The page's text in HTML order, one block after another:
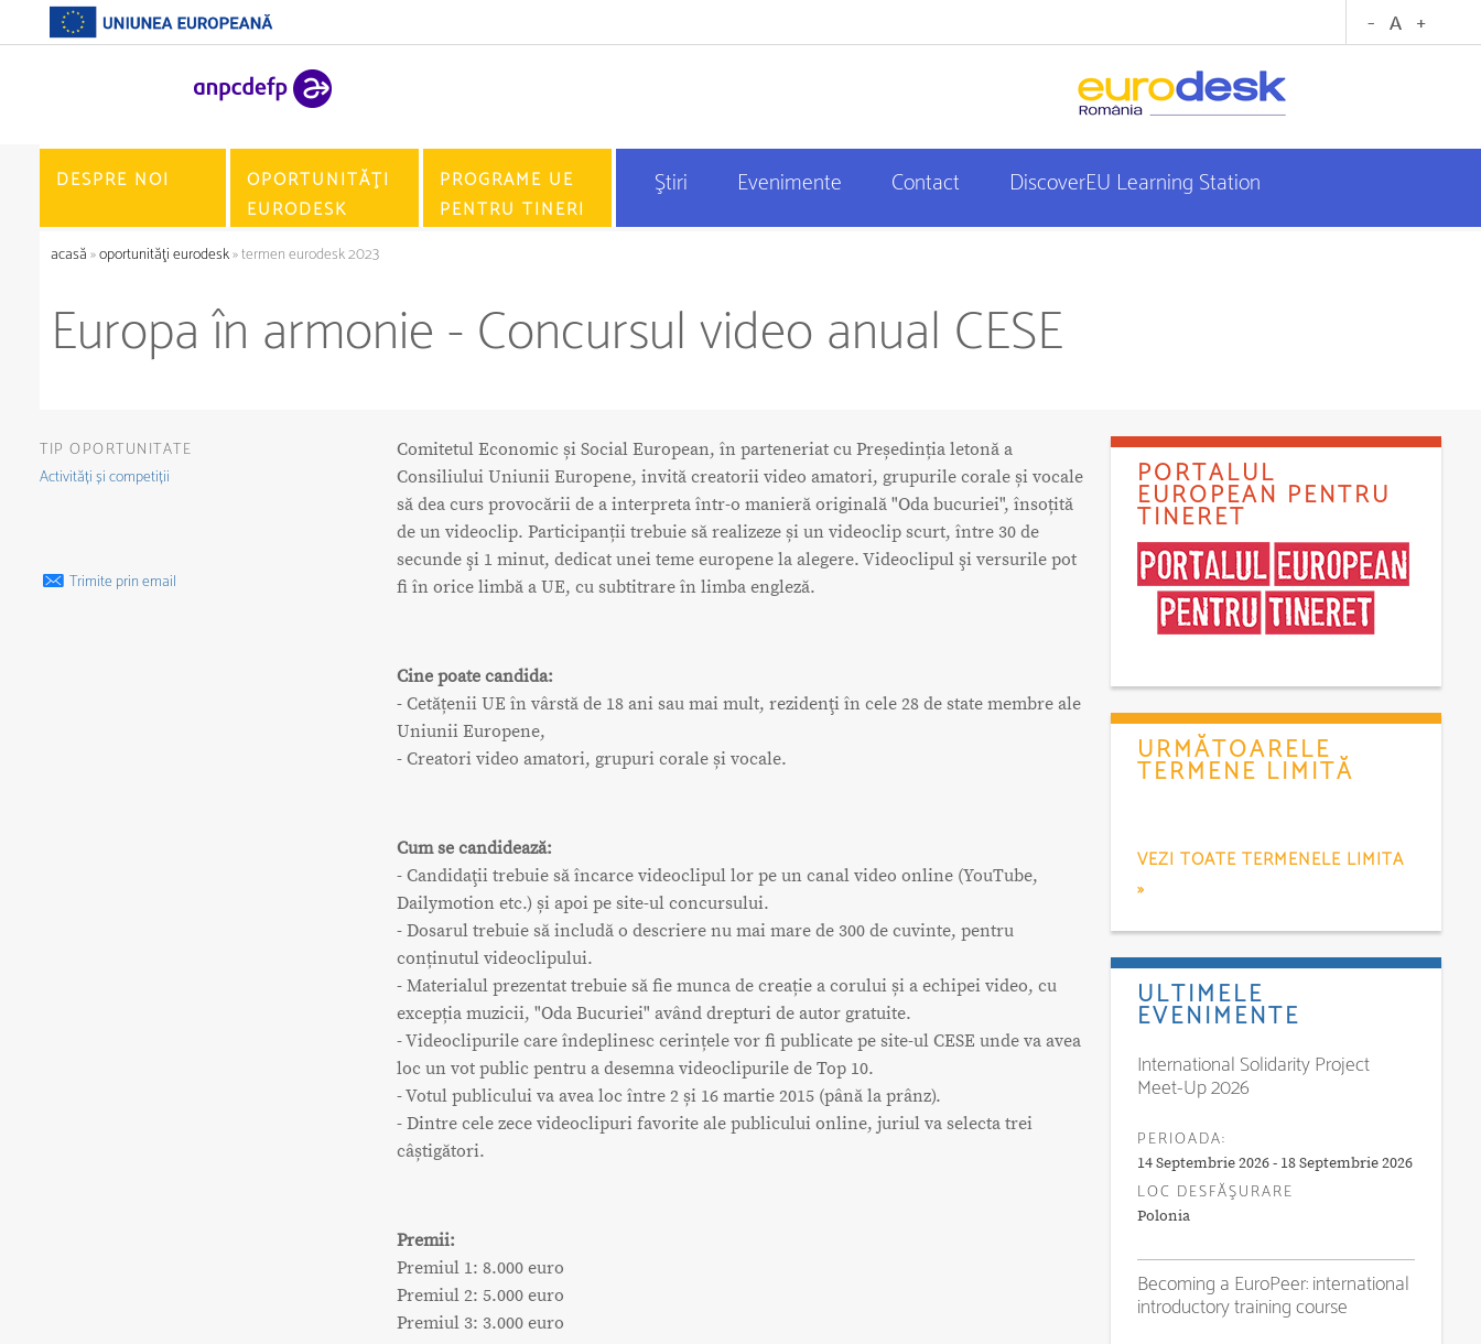
DESPRE NOI
OPORTUNITĂŢI
EURODESK
PROGRAME UE
PENTRU TINERI
Ştiri Evenimente Contact DiscoverEU Learning Station
acasă»oportunităţi eurodesk» termen eurodesk 2023
Europa în armonie - Concursul video anual CESE
TIP OPORTUNITATE
Activități și competiții
Trimite prin email
Comitetul Economic și Social European, în parteneriat cu Președinția letonă a
Consiliului Uniunii Europene, invită creatorii video amatori, grupurile corale și vocale
să dea curs provocării de a interpreta într-o manieră originală "Oda bucuriei", însoțită
de un videoclip. Participanții trebuie să realizeze și un videoclip scurt, între 30 de
secunde şi 1 minut, dedicat unei teme europene la alegere. Videoclipul şi versurile pot
fi în orice limbă a UE, cu subtitrare în limba engleză.
Cine poate candida:
- Cetățenii UE în vârstă de 18 ani sau mai mult, rezidenţi în cele 28 de state membre ale
Uniunii Europene,
- Creatori video amatori, grupuri corale și vocale.
Cum se candidează:
- Candidaţii trebuie să încarce videoclipul lor pe un canal video online (YouTube,
Dailymotion etc.) și apoi pe site-ul concursului.
- Dosarul trebuie să includă o descriere nu mai mare de 300 de cuvinte, pentru
conținutul videoclipului.
- Materialul prezentat trebuie să fie munca de creație a corului și a echipei video, cu
excepția muzicii, "Oda Bucuriei" având drepturi de autor gratuite.
- Videoclipurile care îndeplinesc cerințele vor fi publicate pe site-ul CESE unde va avea
loc un vot public pentru a desemna videoclipurile de Top 10.
- Votul publicului va avea loc între 2 și 16 martie 2015 (până la prânz).
- Dintre cele zece videoclipuri favorite ale publicului online, juriul va selecta trei
câștigători.
Premii:
Premiul 1: 8.000 euro
Premiul 2: 5.000 euro
Premiul 3: 3.000 euro
PORTALUL
EUROPEAN PENTRU
TINERET
URMĂTOARELE
TERMENE LIMITĂ
VEZI TOATE TERMENELE LIMITA
»
ULTIMELE
EVENIMENTE
International Solidarity Project
Meet-Up 2026
PERIOADA:
14 Septembrie 2026 - 18 Septembrie 2026
LOC DESFĂŞURARE
Polonia
Becoming a EuroPeer: international
introductory training course